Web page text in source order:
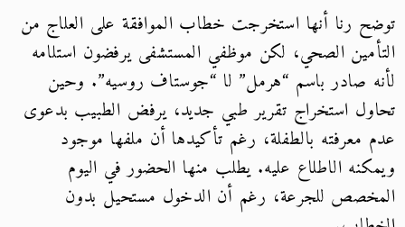
توضح رنا أنها استخرجت خطاب الموافقة على العلاج من
التأمين الصحي، لكن موظفي المستشفى يرفضون استلامه
لأنه صادر باسم “هرمل” لا “جوستاف روسيه”. وحين
تحاول استخراج تقرير طبي جديد، يرفض الطبيب بدعوى
عدم معرفته بالطفلة، رغم تأكيدها أن ملفها موجود
ويمكنه الاطلاع عليه. يطلب منها الحضور في اليوم
المخصص للجرعة، رغم أن الدخول مستحيل بدون